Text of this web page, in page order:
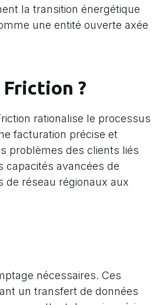
la transition énergétique
une entité ouverte axée
?
rationalise le processus
facturation précise et
problèmes des clients liés
capacités avancées de
de réseau régionaux aux
nécessaires. Ces
un transfert de données